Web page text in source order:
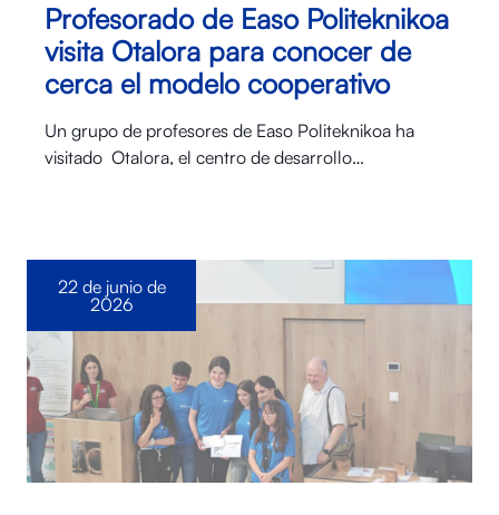
Profesorado de Easo Politeknikoa
visita Otalora para conocer de
cerca el modelo cooperativo
Un grupo de profesores de Easo Politeknikoa ha
visitado Otalora⁠, el centro de desarrollo…
22 de junio de
2026